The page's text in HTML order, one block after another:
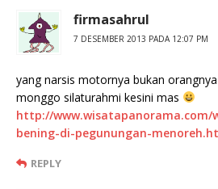
firmasahrul
7 DESEMBER 2013 PADA 12:07 PM
yang narsis motornya bukan
monggo silaturahmi kesini mas
http://www.wisatapanorama.com/
bening-di-pegunungan-
REPLY